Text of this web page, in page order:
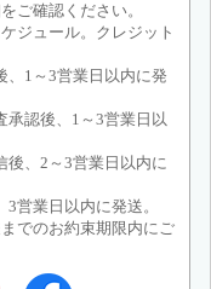
ご確認ください。
ジュール。クレジット
、1～3営業日以内に発
承認後、1～3営業日以
後、2～3営業日以内に
営業日以内に発送。
でのお約束期限内にご